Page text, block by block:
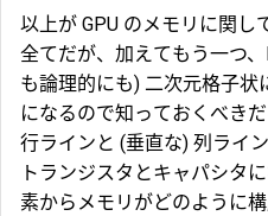
以上が GPU のメモリに関
全てだが、加えてもう一つ、
も論理的にも) 二次元格子
になるので知っておくべき
行ラインと (垂直な) 列ライ
トランジスタとキャパシタ
素からメモリがどのように